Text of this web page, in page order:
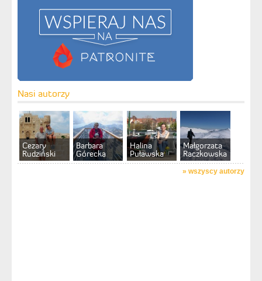
Nasi autorzy
Cezary
Rudziński
Barbara
Górecka
Halina
Puławska
Małgorzata
Raczkowska
» wszyscy autorzy